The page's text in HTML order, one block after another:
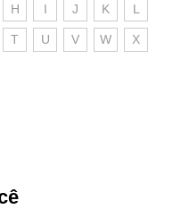
H I J K L
T U V W X